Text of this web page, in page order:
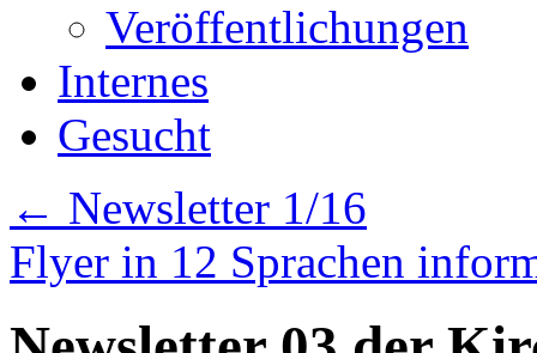
Veröffentlichungen
Internes
Gesucht
← Newsletter 1/16
Flyer in 12 Sprachen